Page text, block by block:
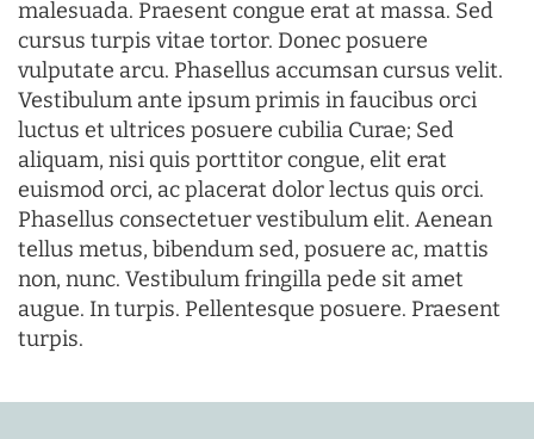
malesuada. Praesent congue erat at massa. Sed
cursus turpis vitae tortor. Donec posuere
vulputate arcu. Phasellus accumsan cursus velit.
Vestibulum ante ipsum primis in faucibus orci
luctus et ultrices posuere cubilia Curae; Sed
aliquam, nisi quis porttitor congue, elit erat
euismod orci, ac placerat dolor lectus quis orci.
Phasellus consectetuer vestibulum elit. Aenean
tellus metus, bibendum sed, posuere ac, mattis
non, nunc. Vestibulum fringilla pede sit amet
augue. In turpis. Pellentesque posuere. Praesent
turpis.